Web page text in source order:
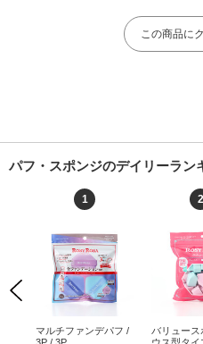
この商品に
パフ・スポンジのデイリーラン
Previous
1
マルチファンデパフ /
2
バリュー